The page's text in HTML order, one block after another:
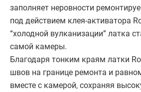
заполняет неровности
под действием клея-активатора
“холодной вулканизации” латка
самой камеры.
Благодаря тонким краям латки
швов на границе ремонта и
вместе с камерой, сохраняя